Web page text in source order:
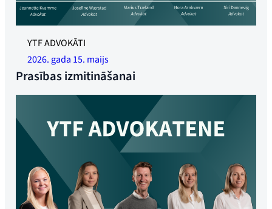
YTF ADVOKĀTI
2026. gada 15. maijs
Prasības izmitināšanai